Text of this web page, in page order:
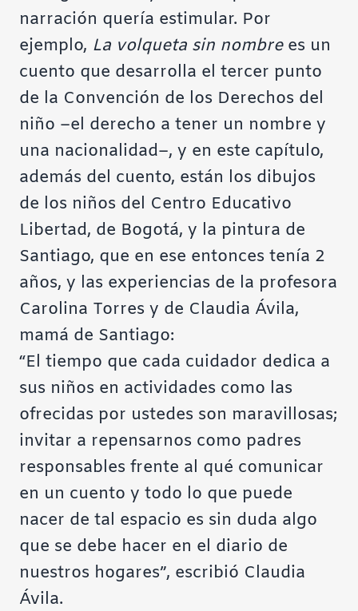
narración quería estimular. Por
ejemplo, La volqueta sin nombrees un
cuento que desarrolla el tercer punto
de la Convención de los Derechos del
niño –el derecho a tener un nombre y
una nacionalidad–, y en este capítulo,
además del cuento, están los dibujos
de los niños del Centro Educativo
Libertad, de Bogotá, y la pintura de
Santiago, que en ese entonces tenía 2
años, y las experiencias de la profesora
Carolina Torres y de Claudia Ávila,
mamá de Santiago:
“El tiempo que cada cuidador dedica a
sus niños en actividades como las
ofrecidas por ustedes son maravillosas;
invitar a repensarnos como padres
responsables frente al qué comunicar
en un cuento y todo lo que puede
nacer de tal espacio es sin duda algo
que se debe hacer en el diario de
nuestros hogares”, escribió Claudia
Ávila.